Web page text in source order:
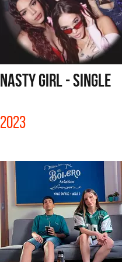
NASTY GIRL - SINGLE
2023